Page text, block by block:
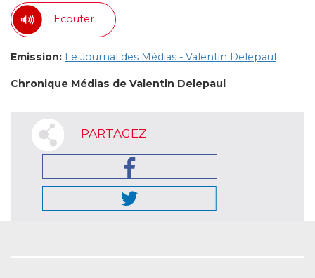
Ecouter
Emission: Le Journal des Médias - Valentin Delepaul
Chronique Médias de Valentin Delepaul
PARTAGEZ